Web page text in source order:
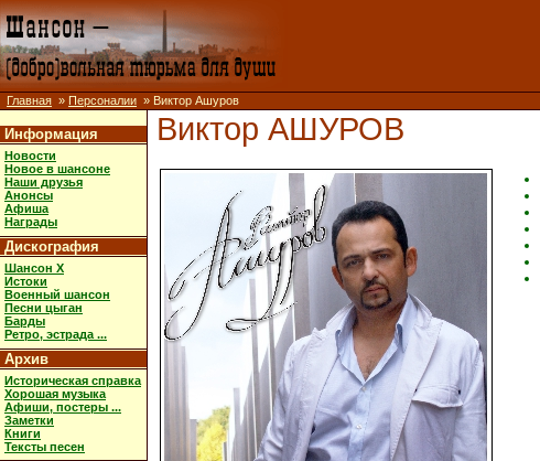
Главная » Персоналии » Виктор Ашуров
Информация
Новости
Новое в шансоне
Наши друзья
Анонсы
Афиша
Награды
Дискография
Шансон X
Истоки
Военный шансон
Песни цыган
Барды
Ретро, эстрада ...
Архив
Историческая справка
Хорошая музыка
Афиши, постеры ...
Заметки
Книги
Тексты песен
Виктор АШУРОВ